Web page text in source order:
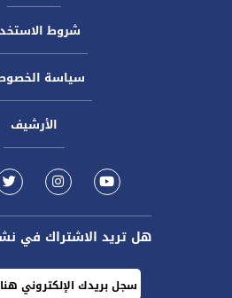
شروط
سياسة
الأرشيف
هل تريد الاشتراك في